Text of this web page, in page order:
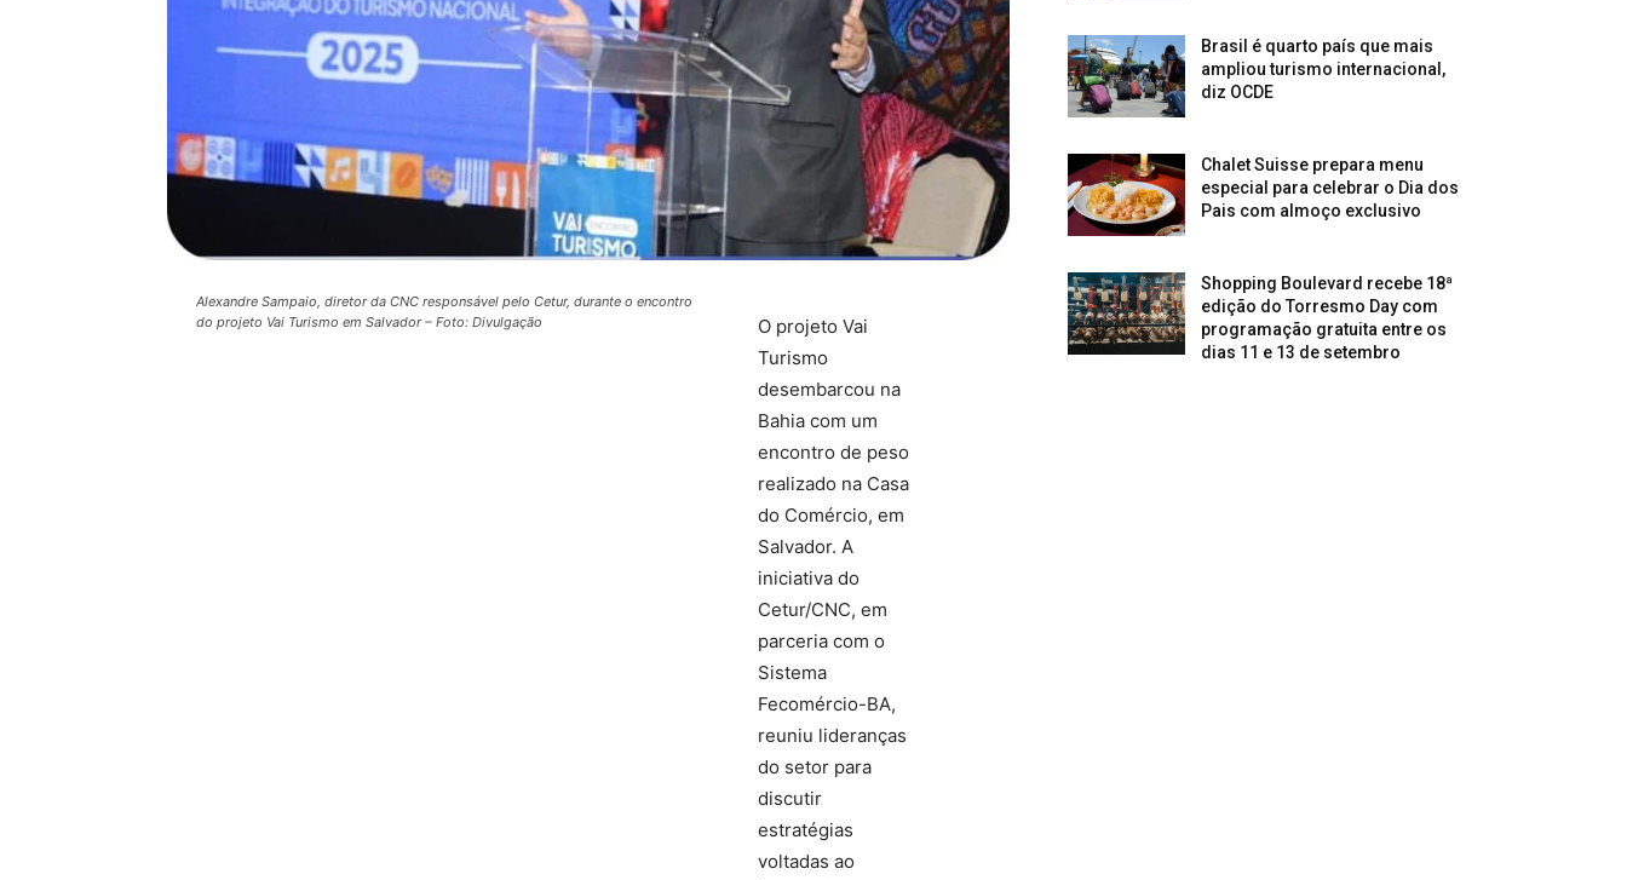
Alexandre Sampaio, diretor da CNC responsável pelo Cetur, durante o encontro
do projeto Vai Turismo em Salvador – Foto: Divulgação
O projeto Vai
Turismo
desembarcou na
Bahia com um
encontro de peso
realizado na Casa
do Comércio, em
Salvador. A
iniciativa do
Cetur/CNC, em
parceria com o
Sistema
Fecomércio-BA,
reuniu lideranças
do setor para
discutir
estratégias
voltadas ao
Brasil é quarto país que mais
ampliou turismo internacional,
diz OCDE
Chalet Suisse prepara menu
especial para celebrar o Dia dos
Pais com almoço exclusivo
Shopping Boulevard recebe 18ª
edição do Torresmo Day com
programação gratuita entre os
dias 11 e 13 de setembro